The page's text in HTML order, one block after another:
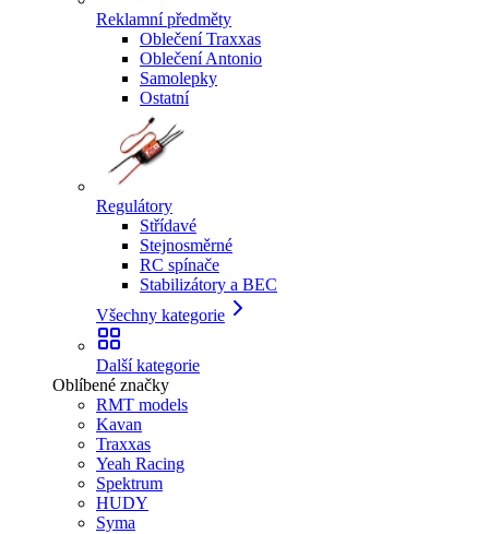
Reklamní předměty
Oblečení Traxxas
Oblečení Antonio
Samolepky
Ostatní
Regulátory
Střídavé
Stejnosměrné
RC spínače
Stabilizátory a BEC
Všechny kategorie
Další kategorie
Oblíbené značky
RMT models
Kavan
Traxxas
Yeah Racing
Spektrum
HUDY
Syma